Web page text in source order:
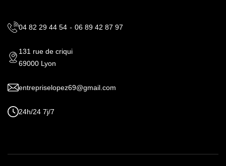
04 82 29 44 54 - 06 89 42 87 97
131 rue de criqui
69000 Lyon
entrepriselopez69@gmail.com
24h/24 7j/7